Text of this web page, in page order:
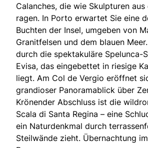
Calanches, die wie Skulpturen aus
ragen. In Porto erwartet Sie eine
Buchten der Insel, umgeben von
Granitfelsen und dem blauen
durch die spektakuläre Spelunca-
Evisa, das eingebettet in riesige
liegt. Am Col de Vergio eröffnet
grandioser Panoramablick über
Krönender Abschluss ist die
Scala di Santa Regina – eine
ein Naturdenkmal durch
Steilwände zieht. Übernachtung